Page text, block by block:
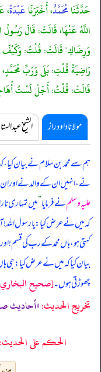
حَدَّثَنَامُحَمَّدٌ، أَخْبَرَنَاعَبْدَةُ،
اللَّهُ عَنْهَا، قَالَتْ: قَالَ
وَرِضَاكِ" قَالَتْ: قُلْتُ: وَكَيْفَ
رَاضِيَةً قُلْتِ: بَلَى وَرَبِّ
قَالَتْ: قُلْتُ: أَجَلْ لَسْتُ
مولانا داود راز الشیخ
ہم سے محمد بن سلام نے بیان کیا،
نے، انہیں ان کے والد نے اور ان
علیہ وسلمنے فرمایا”میں تمہاری
کہ میں نے عرض کیا: یا رسول
کہتی ہو، ہاں محمد کے رب کی قسم!
بیان کیا کہ میں نے عرض کیا: جی
چھوڑتی ہوں۔[صحيح البخاري/
تخریج الحدیث:«أحاديث
الحكم على الحديث: